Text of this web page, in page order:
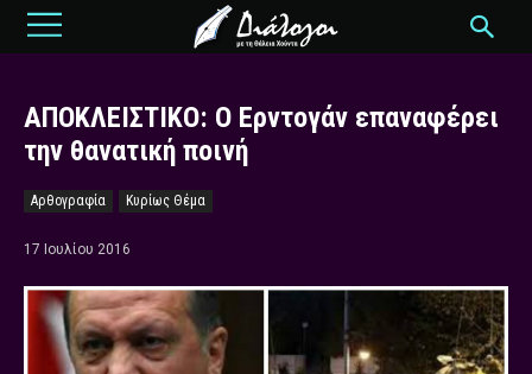
ΑΠΟΚΛΕΙΣΤΙΚΟ: Ο Ερντογάν επαναφέρει
την θανατική ποινή
Αρθογραφία Κυρίως Θέμα
17 Ιουλίου 2016